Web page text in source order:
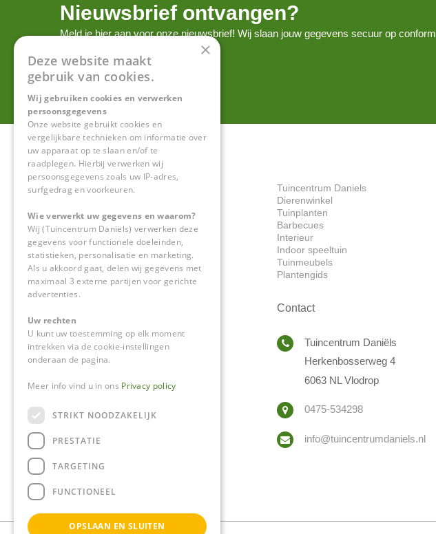
Nieuwsbrief ontvangen?
Meld je hier aan voor onze nieuwsbrief! Wij slaan jouw gegevens secuur op conform
Tuincentrum Daniels
Dierenwinkel
Tuinplanten
Barbecues
Interieur
Indoor speeltuin
Tuinmeubels
Plantengids
Contact
Tuincentrum Daniëls
Herkenbosserweg 4
6063 NL Vlodrop
0475-534298
info@tuincentrumdaniels.nl
×
Deze website maakt
gebruik van cookies.
Wij gebruiken cookies en verwerken
persoonsgegevens
Onze website gebruikt cookies en
vergelijkbare technieken om informatie over
uw apparaat op te slaan en/of te
raadplegen. Hierbij verwerken wij
persoonsgegevens zoals uw IP-adres,
surfgedrag en voorkeuren.
Wie verwerkt uw gegevens en waarom?
Wij (Tuincentrum Daniëls) verwerken deze
gegevens voor functionele doeleinden,
statistieken, personalisatie en marketing.
Als u akkoord gaat, delen wij gegevens met
maximaal 3 externe partijen voor gerichte
advertenties.
Uw rechten
U kunt uw toestemming op elk moment
intrekken via de cookie-instellingen
onderaan de pagina.
Meer info vind u in ons Privacy policy
STRIKT NOODZAKELIJK
PRESTATIE
TARGETING
FUNCTIONEEL
OPSLAAN EN SLUITEN